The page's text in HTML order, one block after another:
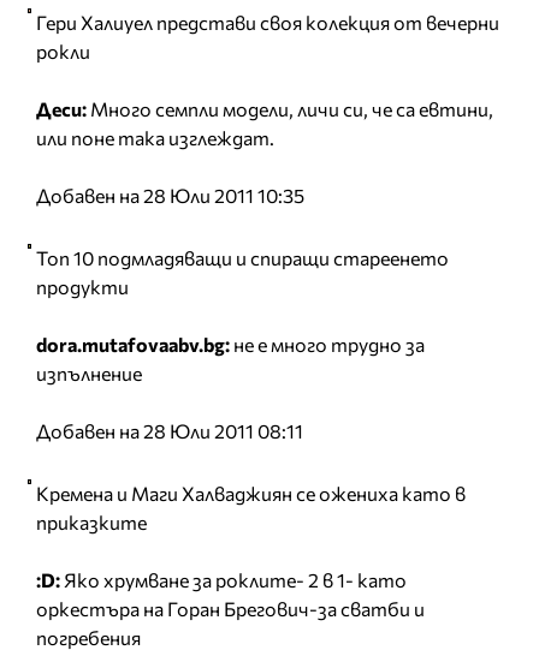
Гери Халиуел представи своя колекция от вечерни
рокли
Деси: Много семпли модели, личи си, че са евтини,
или поне така изглеждат.
Добавен на 28 Юли 2011 10:35
Топ 10 подмладяващи и спиращи стареенето
продукти
dora.mutafovaabv.bg: не е много трудно за
изпълнение
Добавен на 28 Юли 2011 08:11
Кремена и Маги Халваджиян се ожениха като в
приказките
:D: Яко хрумване за роклите- 2 в 1- като
оркестъра на Горан Брегович-за сватби и
погребения